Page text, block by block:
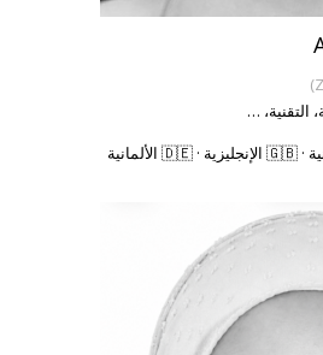
…